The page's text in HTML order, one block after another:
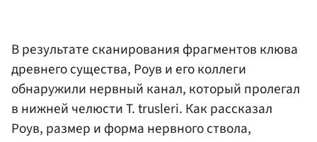
В результате сканирования фрагментов клюва
древнего существа, Роув и его коллеги
обнаружили нервный канал, который пролегал
в нижней челюсти T. trusleri. Как рассказал
Роув, размер и форма нервного ствола,